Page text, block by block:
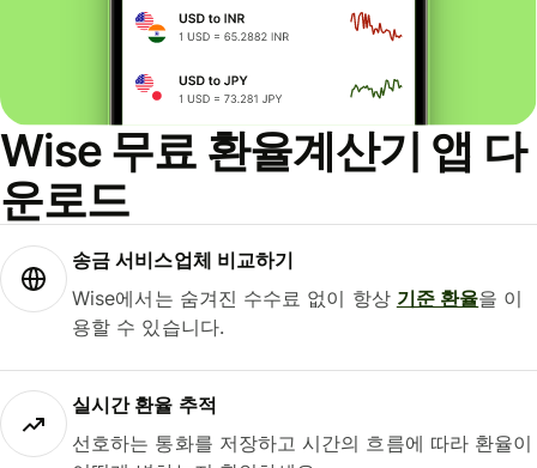
Wise 무료 환율계산기 앱 다
운로드
송금 서비스업체 비교하기
Wise에서는 숨겨진 수수료 없이 항상 기준 환율을 이
용할 수 있습니다.
실시간 환율 추적
선호하는 통화를 저장하고 시간의 흐름에 따라 환율이